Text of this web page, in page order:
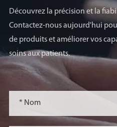
Découvrez la précision et la
Contactez-nous aujourd'hui
de produits et améliorer vos
soins aux patients.